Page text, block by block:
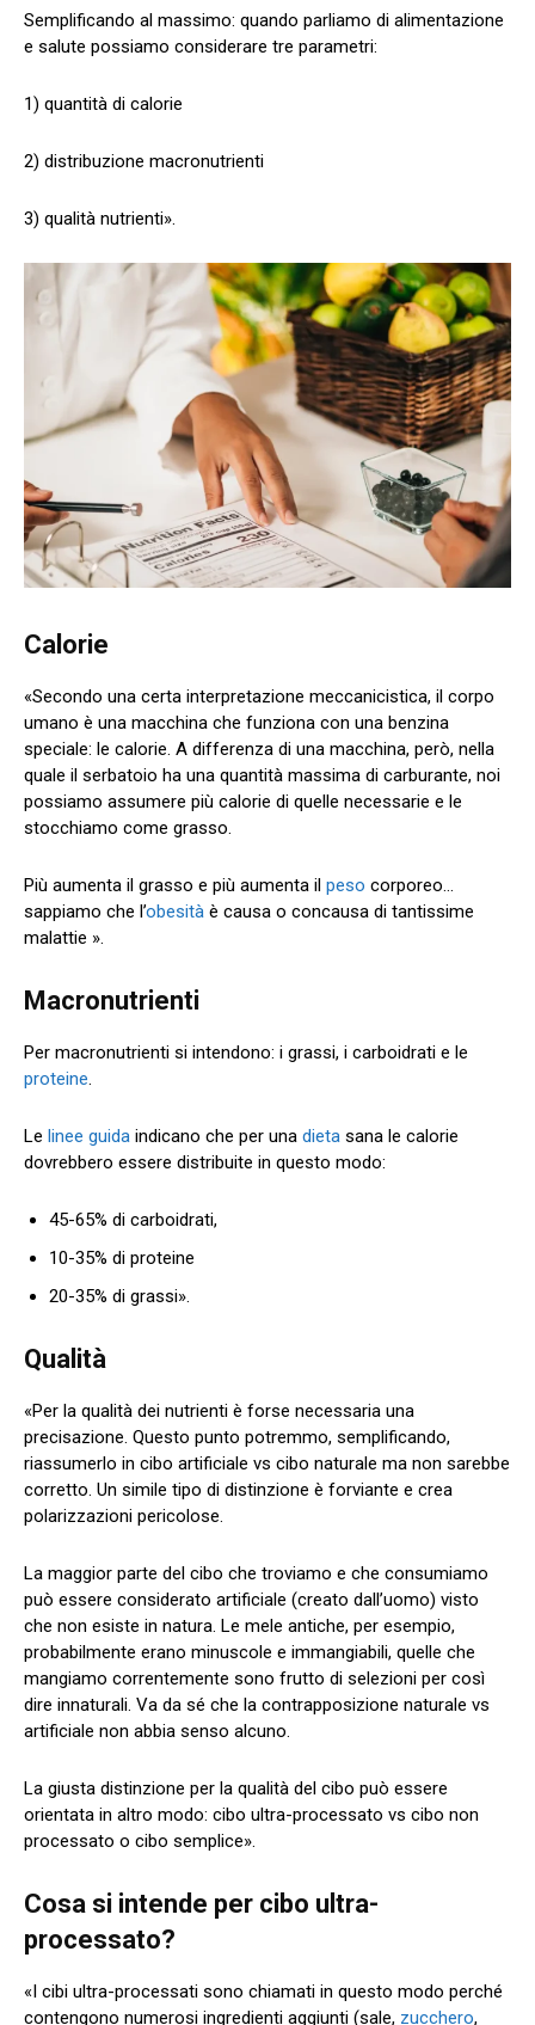
Semplificando al massimo: quando parliamo di alimentazione
e salute possiamo considerare tre parametri:
1) quantità di calorie
2) distribuzione macronutrienti
3) qualità nutrienti».
Calorie
«Secondo una certa interpretazione meccanicistica, il corpo
umano è una macchina che funziona con una benzina
speciale: le calorie. A differenza di una macchina, però, nella
quale il serbatoio ha una quantità massima di carburante, noi
possiamo assumere più calorie di quelle necessarie e le
stocchiamo come grasso.
Più aumenta il grasso e più aumenta il peso corporeo…
sappiamo che l’obesità è causa o concausa di tantissime
malattie ».
Macronutrienti
Per macronutrienti si intendono: i grassi, i carboidrati e le
proteine.
Le linee guida indicano che per una dieta sana le calorie
dovrebbero essere distribuite in questo modo:
45-65% di carboidrati,
10-35% di proteine
20-35% di grassi».
Qualità
«Per la qualità dei nutrienti è forse necessaria una
precisazione. Questo punto potremmo, semplificando,
riassumerlo in cibo artificiale vs cibo naturale ma non sarebbe
corretto. Un simile tipo di distinzione è forviante e crea
polarizzazioni pericolose.
La maggior parte del cibo che troviamo e che consumiamo
può essere considerato artificiale (creato dall’uomo) visto
che non esiste in natura. Le mele antiche, per esempio,
probabilmente erano minuscole e immangiabili, quelle che
mangiamo correntemente sono frutto di selezioni per così
dire innaturali. Va da sé che la contrapposizione naturale vs
artificiale non abbia senso alcuno.
La giusta distinzione per la qualità del cibo può essere
orientata in altro modo: cibo ultra-processato vs cibo non
processato o cibo semplice».
Cosa si intende per cibo ultra-
processato?
«I cibi ultra-processati sono chiamati in questo modo perché
contengono numerosi ingredienti aggiunti (sale, zucchero,